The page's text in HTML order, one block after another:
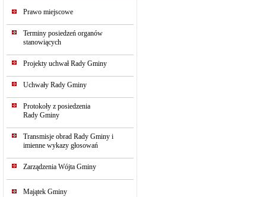
Prawo miejscowe
Terminy posiedzeń organów
stanowiących
Projekty uchwał Rady Gminy
Uchwały Rady Gminy
Protokoły z posiedzenia
Rady Gminy
Transmisje obrad Rady Gminy i
imienne wykazy głosowań
Zarządzenia Wójta Gminy
Majątek Gminy